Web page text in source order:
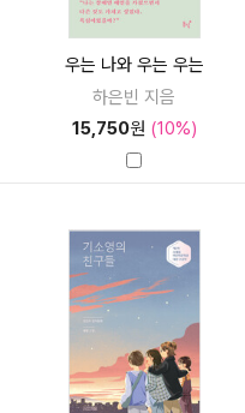
우는 나와 우는 우는
하은빈 지음
15,750원 (10%)